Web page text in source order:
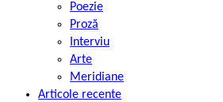
Poezie
Proză
Interviu
Arte
Meridiane
Articole recente